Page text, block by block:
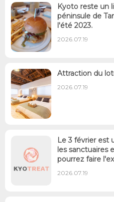
Kyoto reste un
péninsule de
l'été 2023.
2026.07.19
Attraction du
2026.07.19
Le 3 février est
les sanctuaires
pourrez faire
2026.07.19